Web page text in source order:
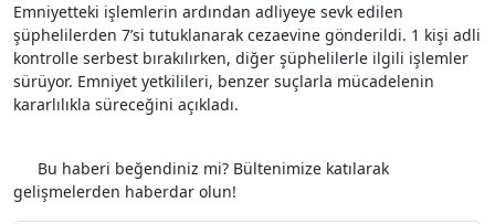
Emniyetteki işlemlerin ardından adliyeye sevk edilen
şüphelilerden 7’si tutuklanarak cezaevine gönderildi. 1 kişi adli
kontrolle serbest bırakılırken, diğer şüphelilerle ilgili işlemler
sürüyor. Emniyet yetkilileri, benzer suçlarla mücadelenin
kararlılıkla süreceğini açıkladı.
Bu haberi beğendiniz mi? Bültenimize katılarak
gelişmelerden haberdar olun!